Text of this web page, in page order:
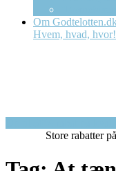
Om
Hvem, hvad,
Store rabatter